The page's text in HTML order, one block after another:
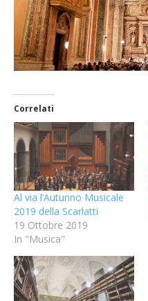
Correlati
Al via l’Autunno Musicale
2019 della Scarlatti
19 Ottobre 2019
In "Musica"